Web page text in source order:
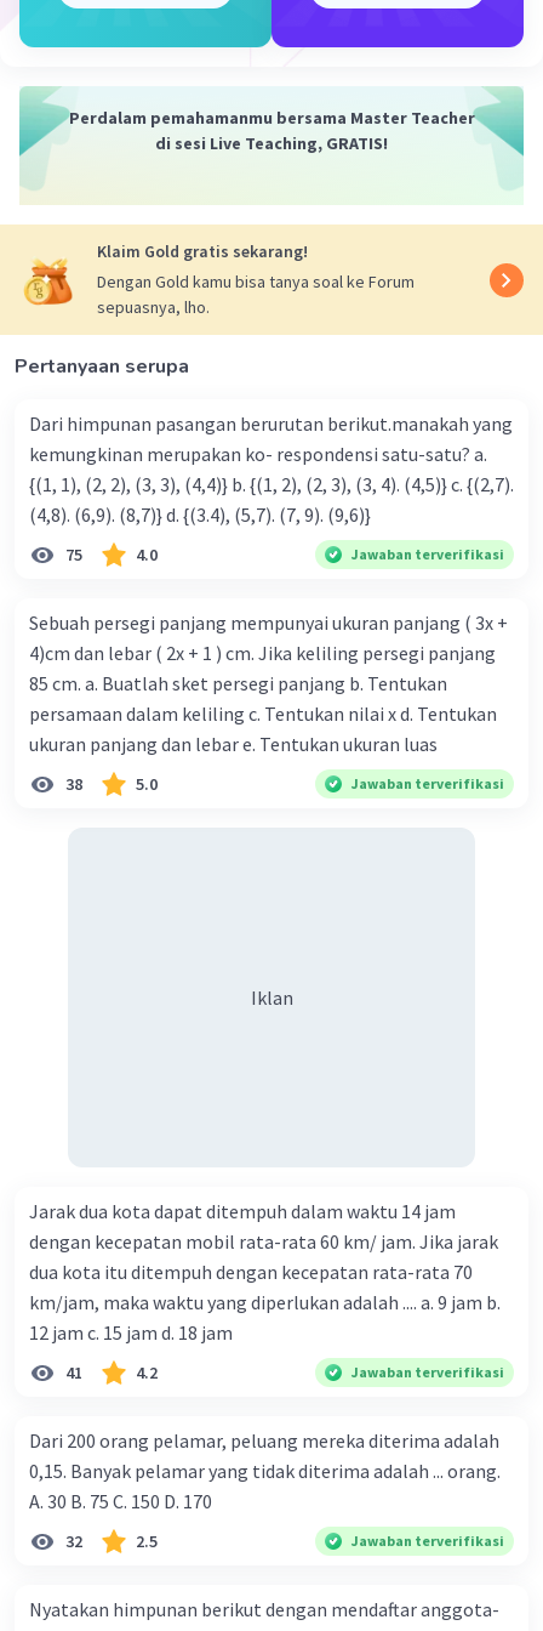
sehingga urutan dari nilainya terbesar adalah
60/90 ; 36/90 ; 10/90 ------> 4/6 ; 2/5 ; 1/9
Jadi, urutan dari nilainya terbesar adalah 4/6 ; 2/5
; 1/9.
Iklan
Perdalam pemahamanmu bersama Master Teacher
di sesi Live Teaching, GRATIS!
Klaim Gold gratis sekarang!
Dengan Gold kamu bisa tanya soal ke Forum
sepuasnya, lho.
Pertanyaan serupa
Dari himpunan pasangan berurutan berikut.manakah yang
kemungkinan merupakan ko- respondensi satu-satu? a.
{(1, 1), (2, 2), (3, 3), (4,4)} b. {(1, 2), (2, 3), (3, 4). (4,5)} c. {(2,7).
(4,8). (6,9). (8,7)} d. {(3.4), (5,7). (7, 9). (9,6)}
75 4.0 Jawaban terverifikasi
Sebuah persegi panjang mempunyai ukuran panjang ( 3x +
4)cm dan lebar ( 2x + 1 ) cm. Jika keliling persegi panjang
85 cm. a. Buatlah sket persegi panjang b. Tentukan
persamaan dalam keliling c. Tentukan nilai x d. Tentukan
ukuran panjang dan lebar e. Tentukan ukuran luas
38 5.0 Jawaban terverifikasi
Iklan
Jarak dua kota dapat ditempuh dalam waktu 14 jam
dengan kecepatan mobil rata-rata 60 km/ jam. Jika jarak
dua kota itu ditempuh dengan kecepatan rata-rata 70
km/jam, maka waktu yang diperlukan adalah .... a. 9 jam b.
12 jam c. 15 jam d. 18 jam
41 4.2 Jawaban terverifikasi
Dari 200 orang pelamar, peluang mereka diterima adalah
0,15. Banyak pelamar yang tidak diterima adalah ... orang.
A. 30 B. 75 C. 150 D. 170
32 2.5 Jawaban terverifikasi
Nyatakan himpunan berikut dengan mendaftar anggota-